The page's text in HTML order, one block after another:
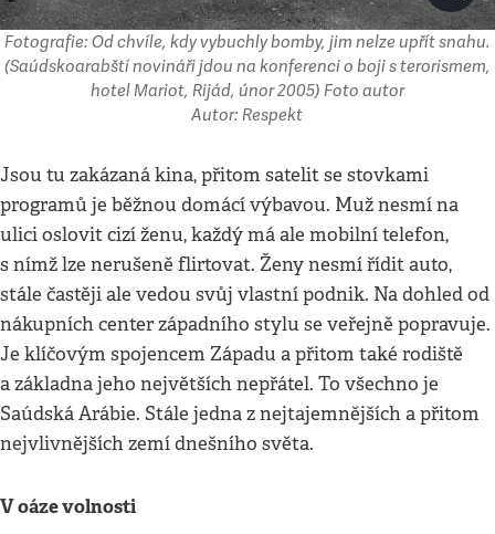
Fotografie: Od chvíle, kdy vybuchly bomby, jim nelze upřít snahu.
(Saúdskoarabští novináři jdou na konferenci o boji s terorismem,
hotel Mariot, Rijád, únor 2005) Foto autor
Autor: Respekt
Jsou tu zakázaná kina, přitom satelit se stovkami
programů je běžnou domácí výbavou. Muž nesmí na
ulici oslovit cizí ženu, každý má ale mobilní telefon,
s nímž lze nerušeně flirtovat. Ženy nesmí řídit auto,
stále častěji ale vedou svůj vlastní podnik. Na dohled od
nákupních center západního stylu se veřejně popravuje.
Je klíčovým spojencem Západu a přitom také rodiště
a základna jeho největších nepřátel. To všechno je
Saúdská Arábie. Stále jedna z nejtajemnějších a přitom
nejvlivnějších zemí dnešního světa.
V oáze volnosti